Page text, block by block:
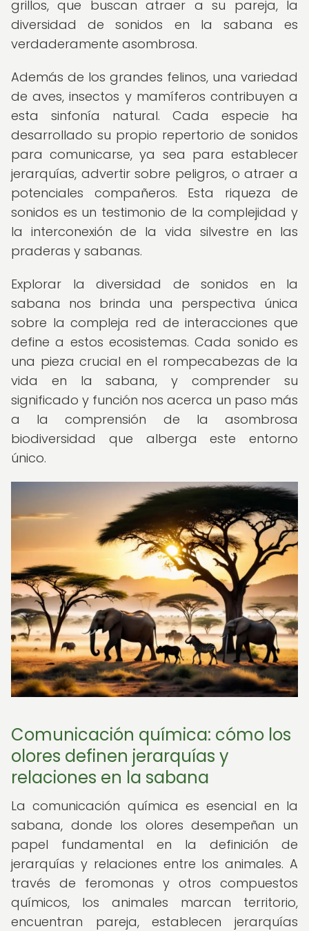
grillos, que buscan atraer a su pareja, la
diversidad de sonidos en la sabana es
verdaderamente asombrosa.
Además de los grandes felinos, una variedad
de aves, insectos y mamíferos contribuyen a
esta sinfonía natural. Cada especie ha
desarrollado su propio repertorio de sonidos
para comunicarse, ya sea para establecer
jerarquías, advertir sobre peligros, o atraer a
potenciales compañeros. Esta riqueza de
sonidos es un testimonio de la complejidad y
la interconexión de la vida silvestre en las
praderas y sabanas.
Explorar la diversidad de sonidos en la
sabana nos brinda una perspectiva única
sobre la compleja red de interacciones que
define a estos ecosistemas. Cada sonido es
una pieza crucial en el rompecabezas de la
vida en la sabana, y comprender su
significado y función nos acerca un paso más
a la comprensión de la asombrosa
biodiversidad que alberga este entorno
único.
Comunicación química: cómo los
olores definen jerarquías y
relaciones en la sabana
La comunicación química es esencial en la
sabana, donde los olores desempeñan un
papel fundamental en la definición de
jerarquías y relaciones entre los animales. A
través de feromonas y otros compuestos
químicos, los animales marcan territorio,
encuentran pareja, establecen jerarquías